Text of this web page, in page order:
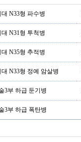
대 N33형 파수병
대 N31형 투척병
대 N35형 추적병
대 N33형 정예 암살병
3부 하급 둔기병
3부 하급 폭탄병